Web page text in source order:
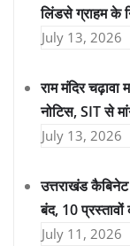
लिंडसे ग्राहम के
July 13, 2026
राम मंदिर चढ़ावा
नोटिस, SIT से
July 13, 2026
उत्तराखंड
बंद, 10 प्रस्तावों
July 11, 2026